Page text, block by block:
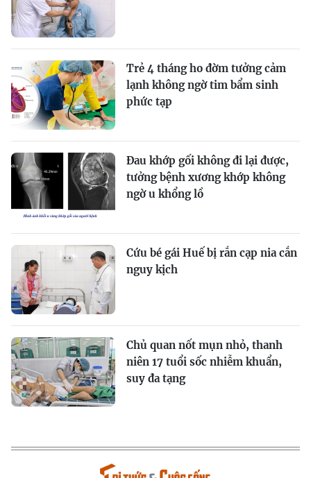
Trẻ 4 tháng ho đờm tưởng cảm
lạnh không ngờ tim bẩm sinh
phức tạp
Đau khớp gối không đi lại được,
tưởng bệnh xương khớp không
ngờ u khổng lồ
Cứu bé gái Huế bị rắn cạp nia cắn
nguy kịch
Chủ quan nốt mụn nhỏ, thanh
niên 17 tuổi sốc nhiễm khuẩn,
suy đa tạng